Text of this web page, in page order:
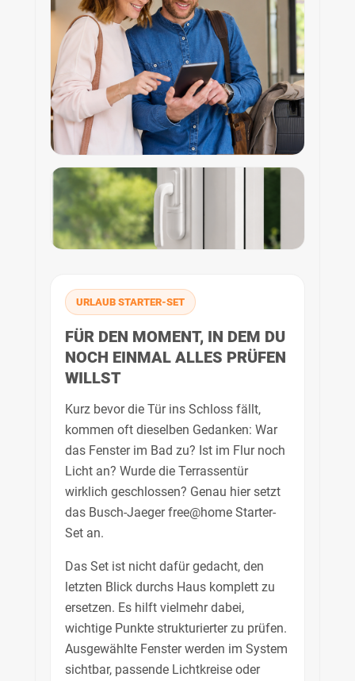
URLAUB STARTER-SET
FÜR DEN MOMENT, IN DEM DU
NOCH EINMAL ALLES PRÜFEN
WILLST
Kurz bevor die Tür ins Schloss fällt,
kommen oft dieselben Gedanken: War
das Fenster im Bad zu? Ist im Flur noch
Licht an? Wurde die Terrassentür
wirklich geschlossen? Genau hier setzt
das Busch-Jaeger free@home Starter-
Set an.
Das Set ist nicht dafür gedacht, den
letzten Blick durchs Haus komplett zu
ersetzen. Es hilft vielmehr dabei,
wichtige Punkte strukturierter zu prüfen.
Ausgewählte Fenster werden im System
sichtbar, passende Lichtkreise oder